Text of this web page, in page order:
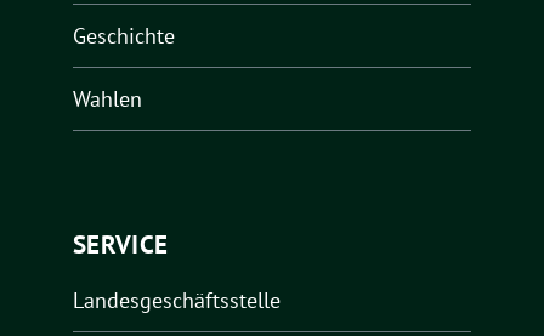
Geschichte
Wahlen
SERVICE
Landesgeschäftsstelle